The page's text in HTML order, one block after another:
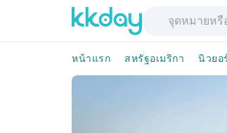
หน้าแรก สหรัฐอเมริกา นิวยอ